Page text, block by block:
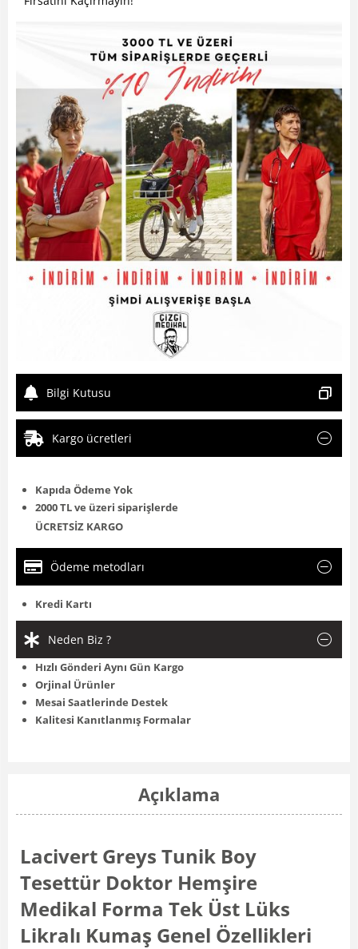
Bilgi Kutusu
Kargo ücretleri
Kapıda Ödeme Yok
2000 TL ve üzeri siparişlerde
ÜCRETSİZ KARGO
Ödeme metodları
Kredi Kartı
Neden Biz ?
Hızlı Gönderi Aynı Gün Kargo
Orjinal Ürünler
Mesai Saatlerinde Destek
Kalitesi Kanıtlanmış Formalar
Açıklama
Lacivert Greys Tunik Boy
Tesettür Doktor Hemşire
Medikal Forma Tek Üst Lüks
Likralı Kumaş Genel Özellikleri